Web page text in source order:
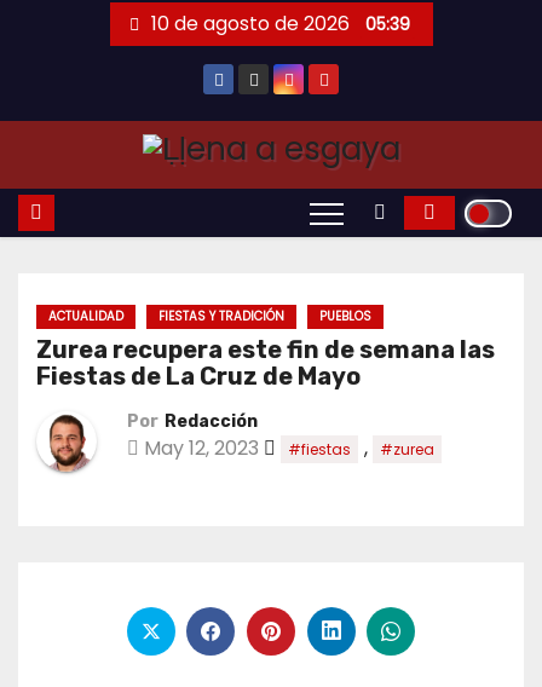
10 de agosto de 2026 05:39
ACTUALIDAD FIESTAS Y TRADICIÓN PUEBLOS
Zurea recupera este fin de semana las
Fiestas de La Cruz de Mayo
Por Redacción
May 12, 2023 #fiestas , #zurea